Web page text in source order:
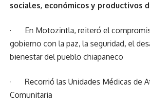
sociales, económicos y productivos
· En Motozintla, reiteró el
gobierno con la paz, la seguridad, el
bienestar del pueblo chiapaneco
· Recorrió las Unidades Médicas de
Comunitaria